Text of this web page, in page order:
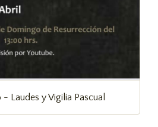
Laudes y Vigilia Pascual